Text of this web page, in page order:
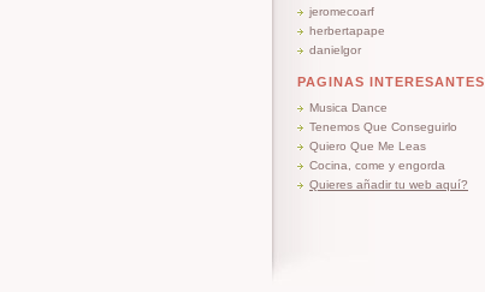
jeromecoarf
herbertapape
danielgor
PAGINAS INTERESANTES
Musica Dance
Tenemos Que Conseguirlo
Quiero Que Me Leas
Cocina, come y engorda
Quieres añadir tu web aquí?